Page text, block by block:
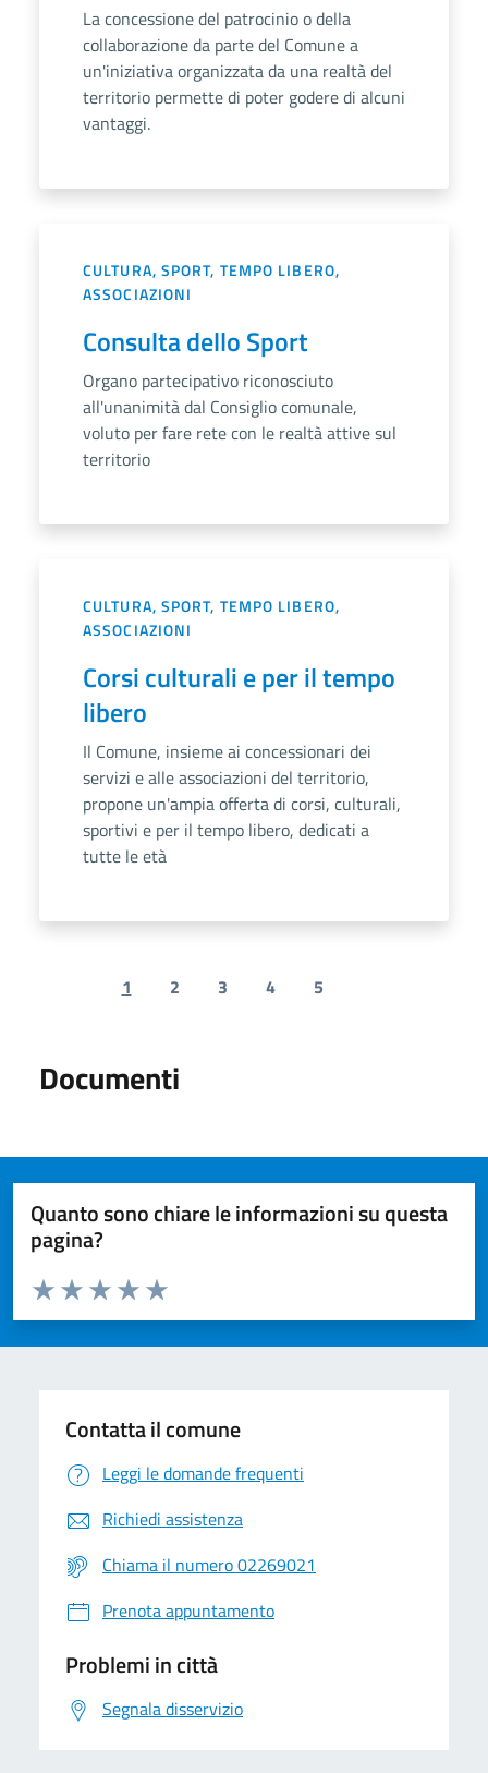
La concessione del patrocinio o della
collaborazione da parte del Comune a
un'iniziativa organizzata da una realtà del
territorio permette di poter godere di alcuni
vantaggi.
CULTURA, SPORT, TEMPO LIBERO,
ASSOCIAZIONI
Consulta dello Sport
Organo partecipativo riconosciuto
all'unanimità dal Consiglio comunale,
voluto per fare rete con le realtà attive sul
territorio
CULTURA, SPORT, TEMPO LIBERO,
ASSOCIAZIONI
Corsi culturali e per il tempo
libero
Il Comune, insieme ai concessionari dei
servizi e alle associazioni del territorio,
propone un'ampia offerta di corsi, culturali,
sportivi e per il tempo libero, dedicati a
tutte le età
Previous page
1 2 3 4 5
Documenti
Quanto sono chiare le informazioni su questa
pagina?
Valuta da 1 a 5 stelle la pagina
Valuta 5 stelle su 5
Valuta 4 stelle su 5
Valuta 3 stelle su 5
Valuta 2 stelle su 5
Valuta 1 stelle su 5
Contatta il comune
Leggi le domande frequenti
Richiedi assistenza
Chiama il numero 02269021
Prenota appuntamento
Problemi in città
Segnala disservizio